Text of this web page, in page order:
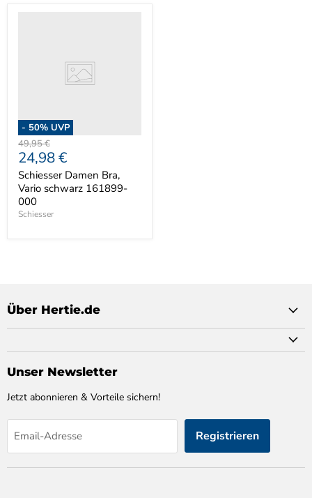
- 50% UVP
Ursprünglicher
Preis
49,95 €
Aktueller
Preis
24,98 €
Schiesser Damen Bra,
Vario schwarz 161899-
000
Schiesser
Über Hertie.de
Unser Newsletter
Jetzt abonnieren & Vorteile sichern!
Email-Adresse Registrieren